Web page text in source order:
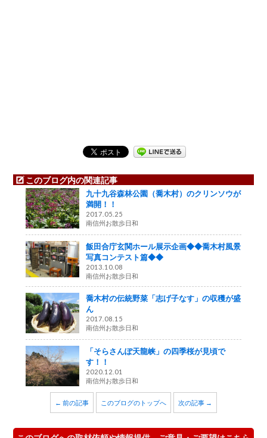
このブログ内の関連記事
九十九谷森林公園（喬木村）のクリンソウが
満開！！
2017.05.25
南信州お散歩日和
飯田合庁玄関ホール展示企画◆◆喬木村風景
写真コンテスト篇◆◆
2013.10.08
南信州お散歩日和
喬木村の伝統野菜「志げ子なす」の収穫が盛
ん
2017.08.15
南信州お散歩日和
「そらさんぽ天龍峡」の四季桜が見頃で
す！！
2020.12.01
南信州お散歩日和
← 前の記事 このブログのトップへ 次の記事 →